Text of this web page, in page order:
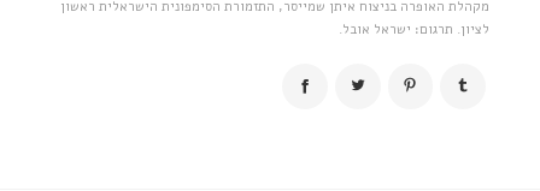
מקהלת האופרה בניצוח איתן שמייסר, התזמורת הסימפונית הישראלית ראשון
לציון. תרגום: ישראל אובל.